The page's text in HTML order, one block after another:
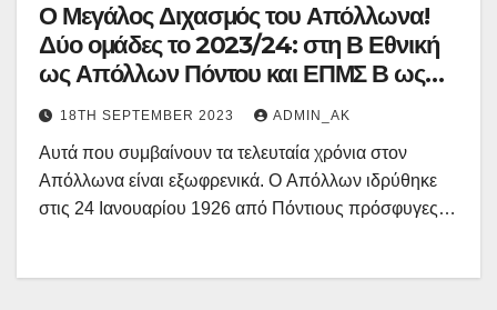
Ο Μεγάλος Διχασμός του Απόλλωνα!
Δύο ομάδες το 2023/24: στη Β Εθνική
ως Απόλλων Πόντου και ΕΠΜΣ Β ως
Απόλλων Καλαμαριάς
18TH SEPTEMBER 2023 ADMIN_AK
Αυτά που συμβαίνουν τα τελευταία χρόνια στον
Απόλλωνα είναι εξωφρενικά. O Απόλλων ιδρύθηκε
στις 24 Ιανουαρίου 1926 από Πόντιους πρόσφυγες…